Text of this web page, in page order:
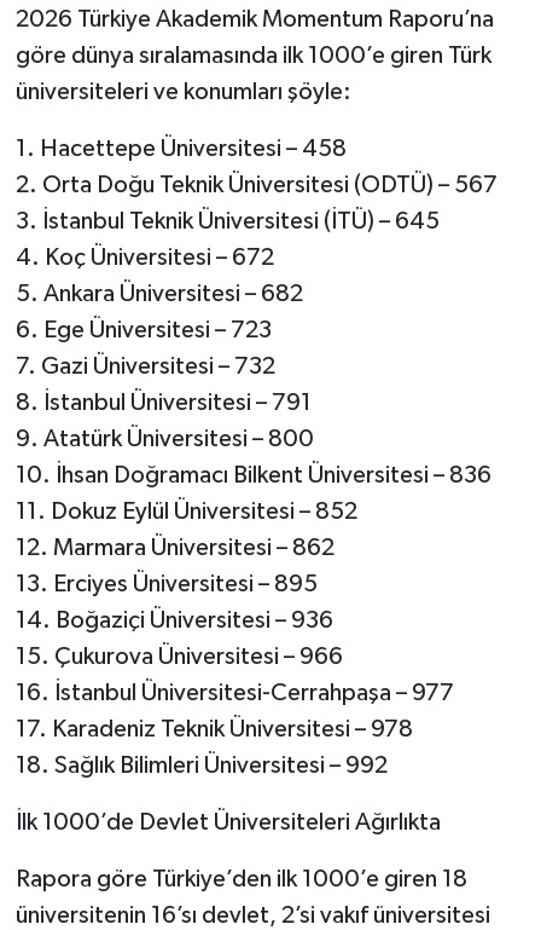
2026 Türkiye Akademik Momentum Raporu’na
göre dünya sıralamasında ilk 1000’e giren Türk
üniversiteleri ve konumları şöyle:
1. Hacettepe Üniversitesi – 458
2. Orta Doğu Teknik Üniversitesi (ODTÜ) – 567
3. İstanbul Teknik Üniversitesi (İTÜ) – 645
4. Koç Üniversitesi – 672
5. Ankara Üniversitesi – 682
6. Ege Üniversitesi – 723
7. Gazi Üniversitesi – 732
8. İstanbul Üniversitesi – 791
9. Atatürk Üniversitesi – 800
10. İhsan Doğramacı Bilkent Üniversitesi – 836
11. Dokuz Eylül Üniversitesi – 852
12. Marmara Üniversitesi – 862
13. Erciyes Üniversitesi – 895
14. Boğaziçi Üniversitesi – 936
15. Çukurova Üniversitesi – 966
16. İstanbul Üniversitesi-Cerrahpaşa – 977
17. Karadeniz Teknik Üniversitesi – 978
18. Sağlık Bilimleri Üniversitesi – 992
İlk 1000’de Devlet Üniversiteleri Ağırlıkta
Rapora göre Türkiye’den ilk 1000’e giren 18
üniversitenin 16’sı devlet, 2’si vakıf üniversitesi